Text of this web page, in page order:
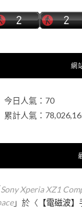
網
今日人氣： 70
累計人氣：
Sony Xperia XZ1
」於〈 【電磁波